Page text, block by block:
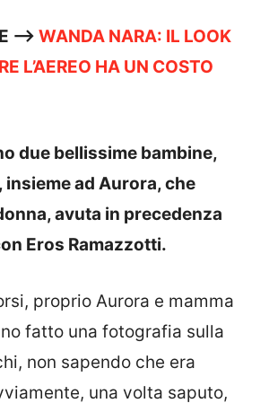
—-> WANDA NARA: IL LOOK
L’AEREO HA UN COSTO
due bellissime bambine,
insieme ad Aurora, che
avuta in precedenza
Eros Ramazzotti.
proprio Aurora e mamma
fatto una fotografia sulla
non sapendo che era
una volta saputo,